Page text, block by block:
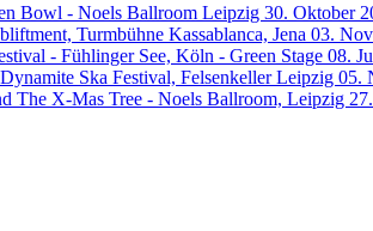
Bowl - Noels Ballroom Leipzig 30. Oktober
Turmbühne Kassablanca, Jena 03.
- Fühlinger See, Köln - Green Stage 08.
Ska Festival, Felsenkeller Leipzig
The X-Mas Tree - Noels Ballroom, Leipzig